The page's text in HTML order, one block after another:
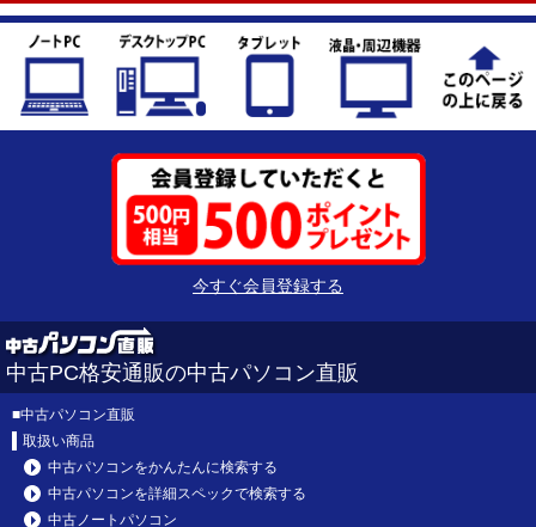
今すぐ会員登録する
中古PC格安通販の中古パソコン直販
■中古パソコン直販
取扱い商品
中古パソコンをかんたんに検索する
中古パソコンを詳細スペックで検索する
中古ノートパソコン